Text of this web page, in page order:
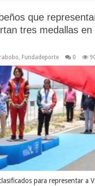
que
tres medallas en
, Fundadeporte 0
para representar a